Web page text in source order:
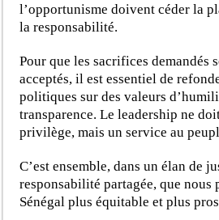
l’opportunisme doivent céder la
la responsabilité.
Pour que les sacrifices demandés
acceptés, il est essentiel de
politiques sur des valeurs
transparence. Le leadership ne
privilège, mais un service au
C’est ensemble, dans un élan de
responsabilité partagée, que nous
Sénégal plus équitable et plus